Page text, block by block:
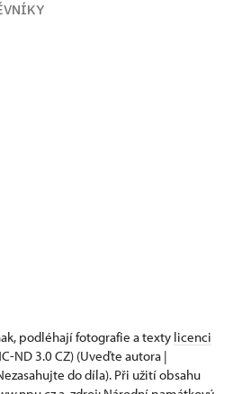
podléhají fotografie a texty licenci
ND 3.0 CZ) (Uveďte autora |
do díla). Při užití obsahu